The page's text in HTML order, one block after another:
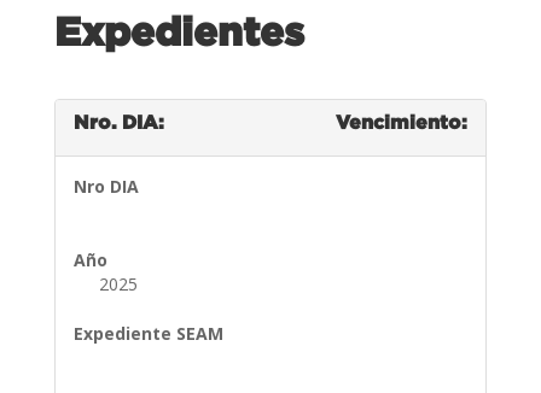
Expedientes
Nro. DIA: Vencimiento:
Nro DIA
Año
2025
Expediente SEAM